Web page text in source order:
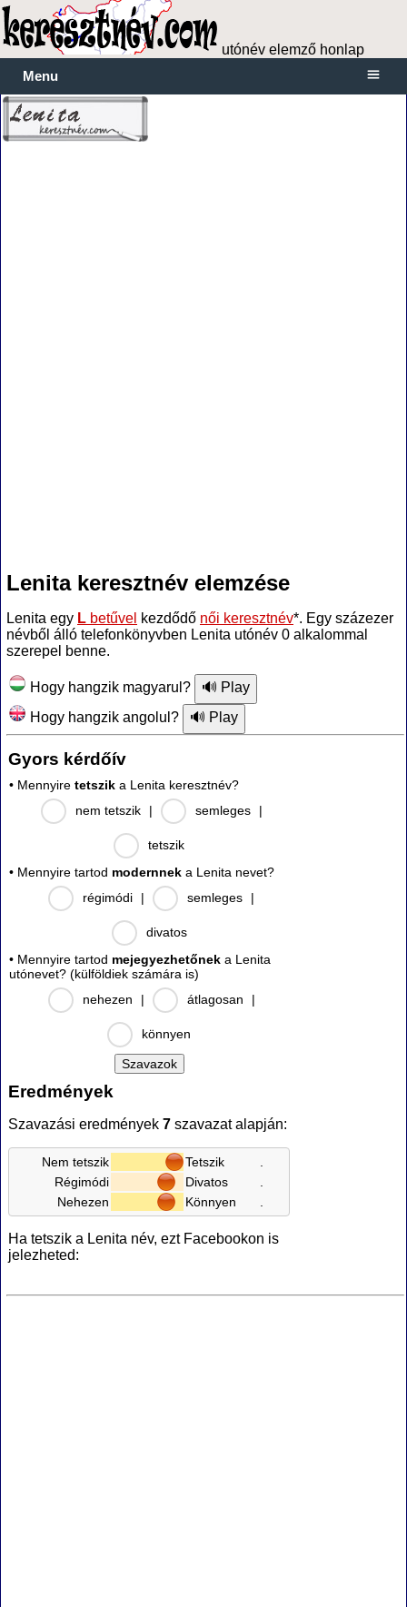
utónév elemző honlap
Menu
Lenita keresztnév elemzése
Lenita egy L betűvel kezdődő női keresztnév*. Egy százezer
névből álló telefonkönyvben Lenita utónév 0 alkalommal
szerepel benne.
Hogy hangzik magyarul?
Hogy hangzik angolul?
Gyors kérdőív
• Mennyire tetszik a Lenita keresztnév?
nem tetszik
| semleges |
tetszik
• Mennyire tartod modernnek a Lenita nevet?
régimódi
| semleges |
divatos
• Mennyire tartod mejegyezhetőnek a Lenita
utónevet? (külföldiek számára is)
nehezen
| átlagosan |
könnyen
Eredmények
Szavazási eredmények 7 szavazat alapján:
Nem tetszik Tetszik
Régimódi
Divatos
Nehezen
Könnyen
Ha tetszik a Lenita név, ezt Facebookon is
jelezheted: